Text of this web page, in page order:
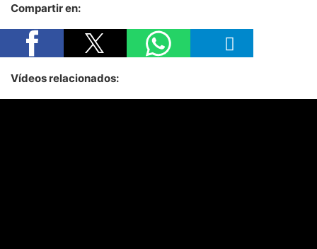
Compartir en:
Vídeos relacionados: